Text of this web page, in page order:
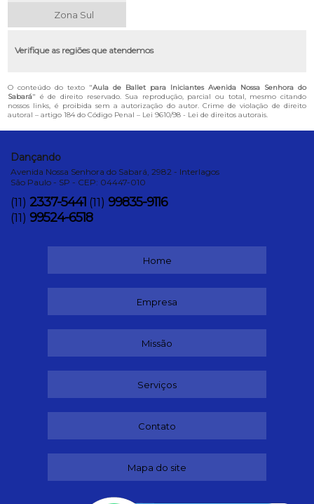
Zona Sul
Verifique as regiões que atendemos
O conteúdo do texto "Aula de Ballet para Iniciantes Avenida Nossa Senhora do
Sabará" é de direito reservado. Sua reprodução, parcial ou total, mesmo citando
nossos links, é proibida sem a autorização do autor. Crime de violação de direito
autoral – artigo 184 do Código Penal – Lei 9610/98 - Lei de direitos autorais.
Dançando
Avenida Nossa Senhora do Sabará, 2982 - Interlagos
São Paulo - SP - CEP: 04447-010
(11) 2337-5441 (11) 99835-9116
(11) 99524-6518
Home
Empresa
Missão
Serviços
Contato
Mapa do site